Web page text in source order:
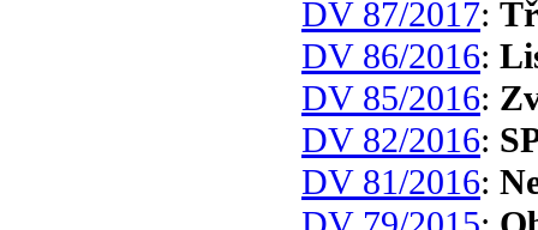
DV 87/2017:
DV 86/2016:
DV 85/2016:
DV 82/2016:
DV 81/2016: